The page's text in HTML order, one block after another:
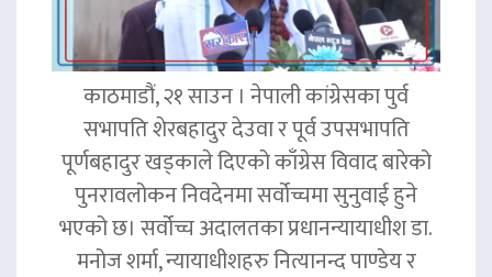
काठमाडौं, २१ साउन । नेपाली कांग्रेसका पुर्व
सभापति शेरबहादुर देउवा र पूर्व उपसभापति
पूर्णबहादुर खड्काले दिएको काँग्रेस विवाद बारेको
पुनरावलोकन निवदेनमा सर्वोच्चमा सुनुवाई हुने
भएको छ। सर्वोच्च अदालतका प्रधानन्यायाधीश डा.
मनोज शर्मा, न्यायाधीशहरु नित्यानन्द पाण्डेय र